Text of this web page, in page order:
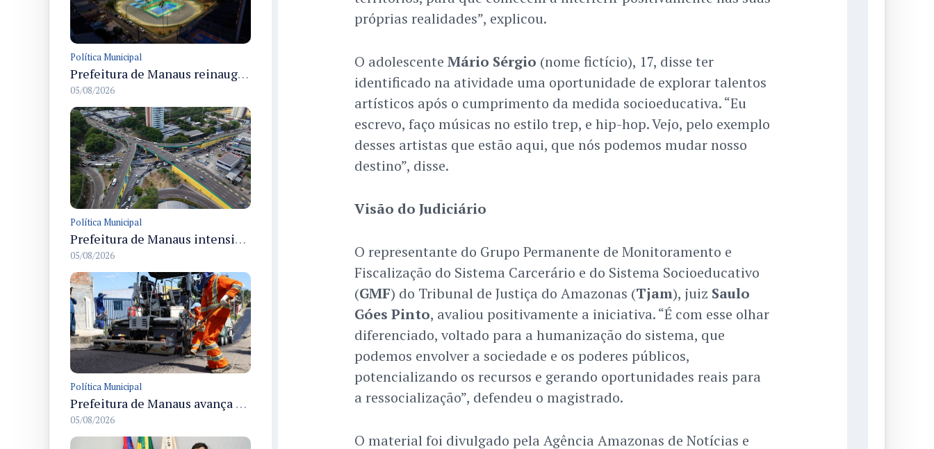
Política Municipal
Prefeitura de Manaus reinaugura o Velódromo Professora Alzira Campos e entrega espaço esportivo totalmente revitalizado
05/08/2026
Política Municipal
Prefeitura de Manaus intensifica obras de modernização no viaduto Miguel Arraes para ampliar segurança e acessibilidade na região
05/08/2026
Política Municipal
Prefeitura de Manaus avança com recapeamento no Parque Rio Solimões e cobre cerca de 30 ruas
05/08/2026
próprias realidades”, explicou.
O adolescente Mário Sérgio (nome fictício), 17, disse ter
identificado na atividade uma oportunidade de explorar talentos
artísticos após o cumprimento da medida socioeducativa. “Eu
escrevo, faço músicas no estilo trep, e hip-hop. Vejo, pelo exemplo
desses artistas que estão aqui, que nós podemos mudar nosso
destino”, disse.
Visão do Judiciário
O representante do Grupo Permanente de Monitoramento e
Fiscalização do Sistema Carcerário e do Sistema Socioeducativo
(GMF) do Tribunal de Justiça do Amazonas (Tjam), juiz Saulo
Góes Pinto, avaliou positivamente a iniciativa. “É com esse olhar
diferenciado, voltado para a humanização do sistema, que
podemos envolver a sociedade e os poderes públicos,
potencializando os recursos e gerando oportunidades reais para
a ressocialização”, defendeu o magistrado.
O material foi divulgado pela Agência Amazonas de Notícias e